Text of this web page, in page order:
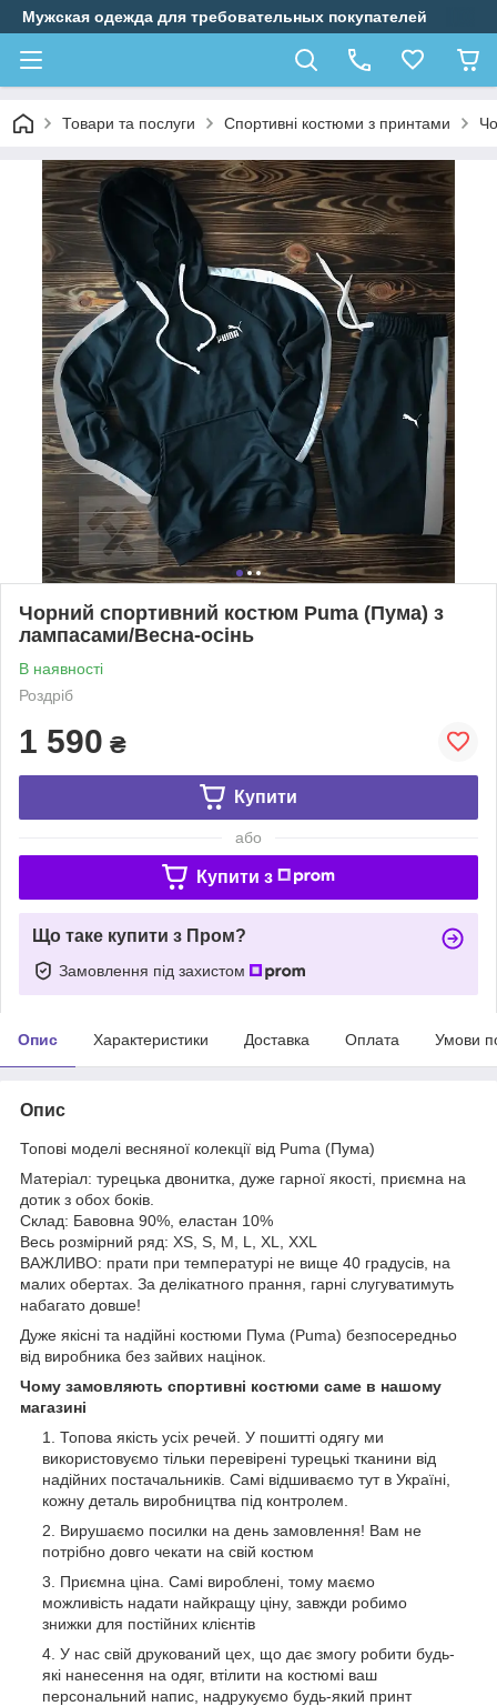
Мужская одежда для требовательных покупателей
Товари та послуги Спортивні костюми з принтами
Чорний спортивний костюм Puma (Пума) з
лампасами/Весна-осінь
В наявності
Роздріб
1 590 ₴
Купити
або
Купити з
Що таке купити з Пром?
Замовлення під захистом
Опис Характеристики Доставка Оплата Умови
Опис
Топові моделі весняної колекції від Puma (Пума)
Матеріал: турецька двонитка, дуже гарної якості, приємна на
дотик з обох боків.
Склад: Бавовна 90%, еластан 10%
Весь розмірний ряд: XS, S, M, L, XL, XXL
ВАЖЛИВО: прати при температурі не вище 40 градусів, на
малих обертах. За делікатного прання, гарні слугуватимуть
набагато довше!
Дуже якісні та надійні костюми Пума (Puma) безпосередньо
від виробника без зайвих націнок.
Чому замовляють спортивні костюми саме в нашому
магазині
Топова якість усіх речей. У пошитті одягу ми
використовуємо тільки перевірені турецькі тканини від
надійних постачальників. Самі відшиваємо тут в Україні,
кожну деталь виробництва під контролем.
Вирушаємо посилки на день замовлення! Вам не
потрібно довго чекати на свій костюм
Приємна ціна. Самі вироблені, тому маємо
можливість надати найкращу ціну, завжди робимо
знижки для постійних клієнтів
У нас свій друкований цех, що дає змогу робити будь-
які нанесення на одяг, втілити на костюмі ваш
персональний напис, надрукуємо будь-який принт